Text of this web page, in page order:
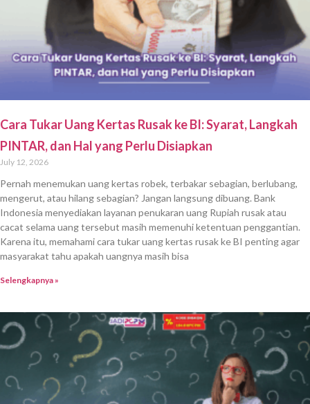
Cara Tukar Uang Kertas Rusak ke BI: Syarat, Langkah
PINTAR, dan Hal yang Perlu Disiapkan
July 12, 2026
Pernah menemukan uang kertas robek, terbakar sebagian, berlubang,
mengerut, atau hilang sebagian? Jangan langsung dibuang. Bank
Indonesia menyediakan layanan penukaran uang Rupiah rusak atau
cacat selama uang tersebut masih memenuhi ketentuan penggantian.
Karena itu, memahami cara tukar uang kertas rusak ke BI penting agar
masyarakat tahu apakah uangnya masih bisa
Selengkapnya »